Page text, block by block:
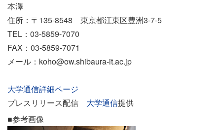
本澤
住所：〒135-8548 東京都江東区豊洲3-7-5
TEL：03-5859-7070
FAX：03-5859-7071
メール：koho@ow.shibaura-it.ac.jp
大学通信詳細ページ
プレスリリース配信 大学通信提供
■参考画像